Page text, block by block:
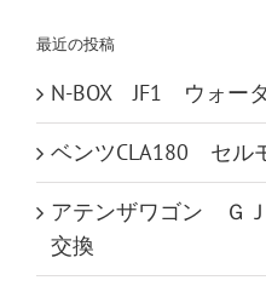
最近の投稿
N-BOX JF1 ウォー
ベンツCLA180 セル
アテンザワゴン Ｇ
交換